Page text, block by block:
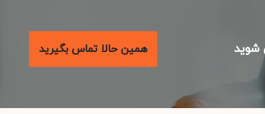
همین حالا تماس بگیرید